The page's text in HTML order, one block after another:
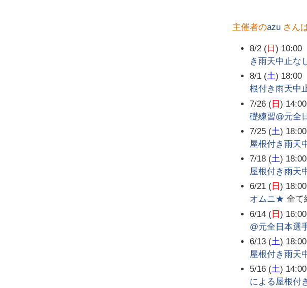
主催者のazu さん
8/2 (日 ) 10:00
き雨天中止な
8/1 (土) 18:00
根付き雨天中
7/26 (日 ) 14:00
礎練習@元全
7/25 (土) 18:00
屋根付き雨天
7/18 (土) 18:00
屋根付き雨天
6/21 (日 ) 18:00
オムニ★ 全て
6/14 (日 ) 16:00
@元全日本選
6/13 (土) 18:00
屋根付き雨天
5/16 (土) 14:00
による屋根付